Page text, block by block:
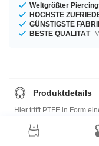
Weltgrößter
HÖCHSTE
GÜNSTIGSTE
BESTE QUALITÄT
Produktdetails
Hier trifft PTFE in Form